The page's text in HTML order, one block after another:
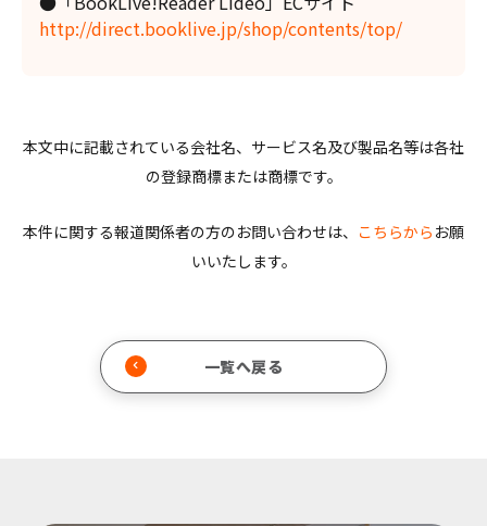
http://direct.booklive.jp/shop/contents/top/
本文中に記載されている会社名、サービス名及び製品名等は各社
の登録商標または商標です。
本件に関する報道関係者の方のお問い合わせは、 こちらから お願
いいたします。
一覧へ戻る